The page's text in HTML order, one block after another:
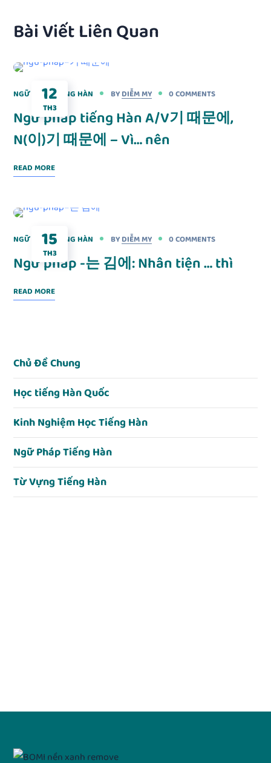
Bài Viết Liên Quan
12
TH3
NGỮ PHÁP TIẾNG HÀN BY DIỄM MY 0 COMMENTS
Ngữ pháp tiếng Hàn A/V기 때문에,
N(이)기 때문에 – Vì… nên
READ MORE
15
TH3
NGỮ PHÁP TIẾNG HÀN BY DIỄM MY 0 COMMENTS
Ngữ pháp -는 김에: Nhân tiện … thì
READ MORE
Chủ Đề Chung
Học tiếng Hàn Quốc
Kinh Nghiệm Học Tiếng Hàn
Ngữ Pháp Tiếng Hàn
Từ Vựng Tiếng Hàn